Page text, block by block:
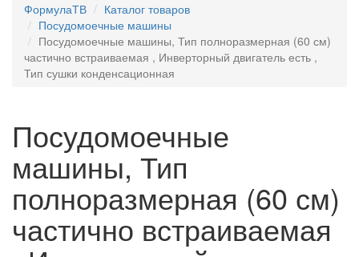
ФормулаТВ
Каталог товаров
Посудомоечные машины
Посудомоечные машины, Тип полноразмерная (60 см)
частично встраиваемая , Инверторный двигатель есть ,
Тип сушки конденсационная
Посудомоечные
машины, Тип
полноразмерная (60 см)
частично встраиваемая